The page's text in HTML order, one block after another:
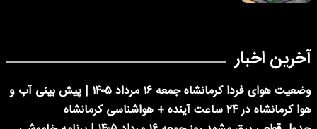
آخرین اخبار
وضعیت هوای فردا کرمانشاه جمعه ۱۶ مرداد ۱۴۰۵ | پیش بینی آب و
هوا کرمانشاه در ۲۴ ساعت آینده + هواشناسی کرمانشاه